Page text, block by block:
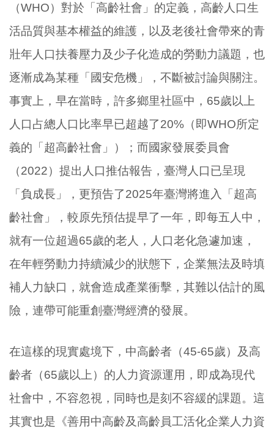
（WHO）對於「高齡社會」的定義，高齡人口生
活品質與基本權益的維護，以及老後社會帶來的青
壯年人口扶養壓力及少子化造成的勞動力議題，也
逐漸成為某種「國安危機」，不斷被討論與關注。
事實上，早在當時，許多鄉里社區中，65歲以上
人口占總人口比率早已超越了20%（即WHO所定
義的「超高齡社會」）；而國家發展委員會
（2022）提出人口推估報告，臺灣人口已呈現
「負成長」，更預告了2025年臺灣將進入「超高
齡社會」，較原先預估提早了一年，即每五人中，
就有一位超過65歲的老人，人口老化急遽加速，
在年輕勞動力持續減少的狀態下，企業無法及時填
補人力缺口，就會造成產業衝擊，其難以估計的風
險，連帶可能重創臺灣經濟的發展。
在這樣的現實處境下，中高齡者（45-65歲）及高
齡者（65歲以上）的人力資源運用，即成為現代
社會中，不容忽視，同時也是刻不容緩的課題。這
其實也是《善用中高齡及高齡員工活化企業人力資